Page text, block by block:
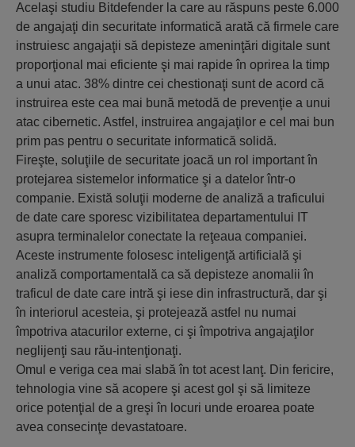
Acelaşi studiu Bitdefender la care au răspuns peste 6.000
de angajaţi din securitate informatică arată că firmele care
instruiesc angajaţii să depisteze ameninţări digitale sunt
proporţional mai eficiente şi mai rapide în oprirea la timp
a unui atac. 38% dintre cei chestionaţi sunt de acord că
instruirea este cea mai bună metodă de prevenţie a unui
atac cibernetic. Astfel, instruirea angajaţilor e cel mai bun
prim pas pentru o securitate informatică solidă.
Fireşte, soluţiile de securitate joacă un rol important în
protejarea sistemelor informatice şi a datelor într-o
companie. Există soluţii moderne de analiză a traficului
de date care sporesc vizibilitatea departamentului IT
asupra terminalelor conectate la reţeaua companiei.
Aceste instrumente folosesc inteligenţă artificială şi
analiză comportamentală ca să depisteze anomalii în
traficul de date care intră şi iese din infrastructură, dar şi
în interiorul acesteia, şi protejează astfel nu numai
împotriva atacurilor externe, ci şi împotriva angajaţilor
neglijenţi sau rău-intenţionaţi.
Omul e veriga cea mai slabă în tot acest lanţ. Din fericire,
tehnologia vine să acopere şi acest gol şi să limiteze
orice potenţial de a greşi în locuri unde eroarea poate
avea consecinţe devastatoare.